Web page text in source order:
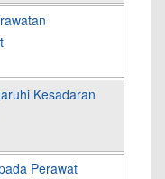
Kesadaran
Perawat